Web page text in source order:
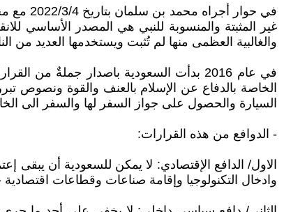
غير المثبتة والمنسوبة للنبي هي المصدر الأساسي
والغالبية العظمى منها لم تُثبت ويستخدمها العديد من
في عام 2016 بدأت السعودية باصدار جملةٌ
الخاصة بالدفاع عن الإسلام بالعنف والقوة ونصوص
السيارة والحصول على جواز السفر لها والسفر الى
- الدوافع من هذه القرارات:
الاول/ الدافع الإقتصادي: لا يمكن للسعودية أن يبقى
وادخال التكنولوجيا وإقامة صناعات وقطاعات